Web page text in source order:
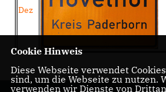
Dez
Cookie Hinweis
Diese Webseite verwendet
sind, um die Webseite zu nutzen.
verwenden wir Dienste von